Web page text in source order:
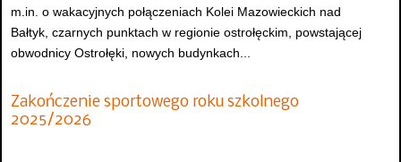
m.in. o wakacyjnych połączeniach Kolei Mazowieckich nad
Bałtyk, czarnych punktach w regionie ostrołęckim, powstającej
obwodnicy Ostrołęki, nowych budynkach...
Zakończenie sportowego roku szkolnego
2025/2026